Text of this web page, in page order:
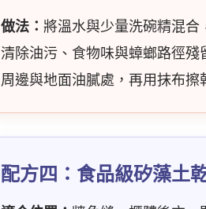
做法： 將溫水與少量洗碗精混合
清除油污、食物味與蟑螂路徑
周邊與地面油膩處，再用抹布擦
配方四：食品級矽藻土